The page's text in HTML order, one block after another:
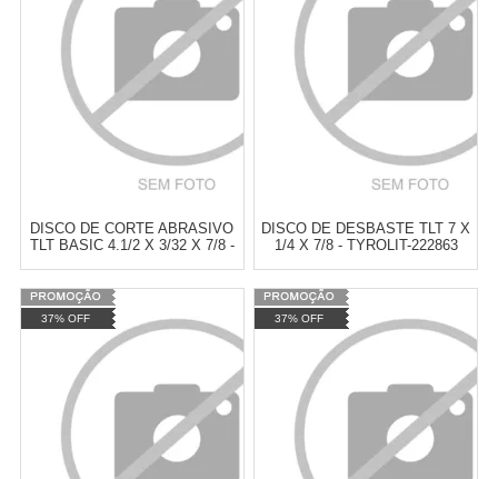
COMPRAR COMPRAR
DISCO DE CORTE ABRASIVO
TLT BASIC 4.1/2 X 3/32 X 7/8 -
Varejo:
Atacado: R$ 2.550,90 (Apenas
Revendedor)
10 x
Cat:DISCO DE CORTE
COMPRAR
DISCO DE DESBASTE TLT 7 X
1/4 X 7/8 - TYROLIT-222863
Varejo:
Atacado: R$ 2.550,90 (Apenas
Revendedor)
10
Cat:DISCO DE CORTE
COMPRAR
37% OFF 37% OFF